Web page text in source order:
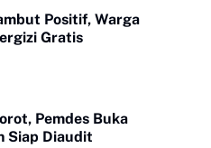
Positif, Warga
Gratis
Pemdes Buka
Siap Diaudit